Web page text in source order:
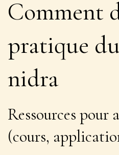
Comment
pratique
nidra
Ressources pour
(cours,